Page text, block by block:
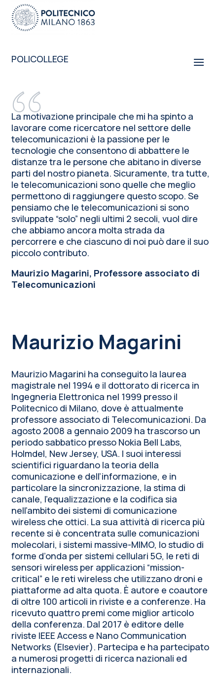
POLICOLLEGE
“
La motivazione principale che mi ha spinto a
lavorare come ricercatore nel settore delle
telecomunicazioni è la passione per le
tecnologie che consentono di abbattere le
distanze tra le persone che abitano in diverse
parti del nostro pianeta. Sicuramente, tra tutte,
le telecomunicazioni sono quelle che meglio
permettono di raggiungere questo scopo. Se
pensiamo che le telecomunicazioni si sono
sviluppate “solo” negli ultimi 2 secoli, vuol dire
che abbiamo ancora molta strada da
percorrere e che ciascuno di noi può dare il suo
piccolo contributo.
Maurizio Magarini, Professore associato di
Telecomunicazioni
Maurizio Magarini
Maurizio Magarini ha conseguito la laurea
magistrale nel 1994 e il dottorato di ricerca in
Ingegneria Elettronica nel 1999 presso il
Politecnico di Milano, dove è attualmente
professore associato di Telecomunicazioni. Da
agosto 2008 a gennaio 2009 ha trascorso un
periodo sabbatico presso Nokia Bell Labs,
Holmdel, New Jersey, USA. I suoi interessi
scientifici riguardano la teoria della
comunicazione e dell’informazione, e in
particolare la sincronizzazione, la stima di
canale, l’equalizzazione e la codifica sia
nell’ambito dei sistemi di comunicazione
wireless che ottici. La sua attività di ricerca più
recente si è concentrata sulle comunicazioni
molecolari, i sistemi massive-MIMO, lo studio di
forme d’onda per sistemi cellulari 5G, le reti di
sensori wireless per applicazioni “mission-
critical” e le reti wireless che utilizzano droni e
piattaforme ad alta quota. È autore e coautore
di oltre 100 articoli in riviste e a conferenze. Ha
ricevuto quattro premi come miglior articolo
della conferenza. Dal 2017 è editore delle
riviste IEEE Access e Nano Communication
Networks (Elsevier). Partecipa e ha partecipato
a numerosi progetti di ricerca nazionali ed
internazionali.